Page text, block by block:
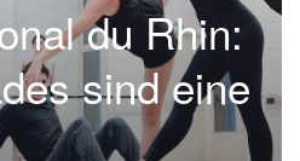
du Rhin:
sind eine